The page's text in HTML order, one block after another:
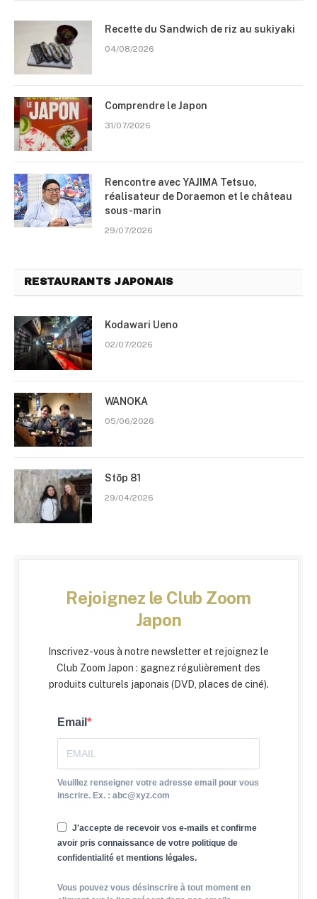
Recette du Sandwich de riz au sukiyaki
04/08/2026
Comprendre le Japon
31/07/2026
Rencontre avec YAJIMA Tetsuo,
réalisateur de Doraemon et le château
sous-marin
29/07/2026
RESTAURANTS JAPONAIS
Kodawari Ueno
02/07/2026
WANOKA
05/06/2026
Stōp 81
29/04/2026
Rejoignez le Club Zoom
Japon
Inscrivez-vous à notre newsletter et rejoignez le
Club Zoom Japon : gagnez régulièrement des
produits culturels japonais (DVD, places de ciné).
Email
Veuillez renseigner votre adresse email pour vous
inscrire. Ex. : abc@xyz.com
J'accepte de recevoir vos e-mails et confirme
avoir pris connaissance de votre politique de
confidentialité et mentions légales.
Vous pouvez vous désinscrire à tout moment en